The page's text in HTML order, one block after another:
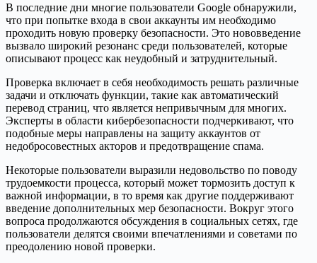
В последние дни многие пользователи Google обнаружили,
что при попытке входа в свои аккаунты им необходимо
проходить новую проверку безопасности. Это нововведение
вызвало широкий резонанс среди пользователей, которые
описывают процесс как неудобный и затруднительный.
Проверка включает в себя необходимость решать различные
задачи и отключать функции, такие как автоматический
перевод страниц, что является непривычным для многих.
Эксперты в области кибербезопасности подчеркивают, что
подобные меры направлены на защиту аккаунтов от
недобросовестных акторов и предотвращение спама.
Некоторые пользователи выразили недовольство по поводу
трудоемкости процесса, который может тормозить доступ к
важной информации, в то время как другие поддерживают
введение дополнительных мер безопасности. Вокруг этого
вопроса продолжаются обсуждения в социальных сетях, где
пользователи делятся своими впечатлениями и советами по
преодолению новой проверки.